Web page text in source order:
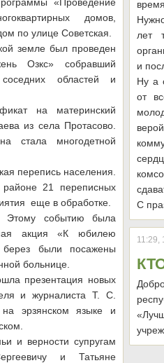
домов,
по улице Советская.
земле был проведен
Озкс» собравший
областей и
на материнский
из села Протасово.
стала многодетной
перепись населения.
21 переписных
еще в обработке.
Этому событию была
акция «К юбилею
были посажены
больнице.
презентация новых
и журналиста Т. С.
эрзянском языке и
и верности супругам
и Татьяне
лет
и
Ну а
от
С
11:29,